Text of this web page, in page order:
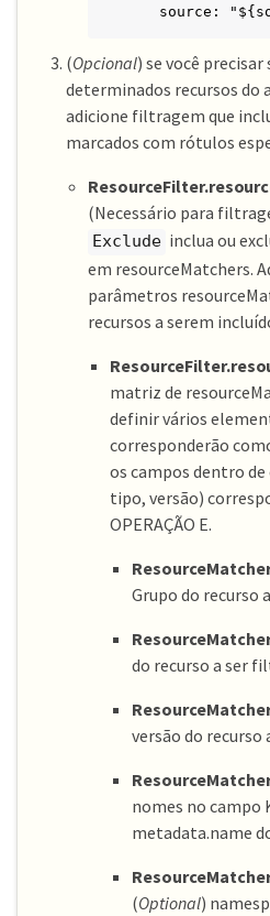
source:
(Opcional) se você
determinados recursos do
adicione filtragem que
marcados com rótulos
(Necessário para
Exclude inclua ou
em resourceMatchers.
parâmetros
recursos a serem
matriz de
definir vários
corresponderão
os campos dentro
tipo, versão)
OPERAÇÃO E.
Grupo do recurso
do recurso a ser
versão do recurso
nomes no campo
metadata.name
(Optional)